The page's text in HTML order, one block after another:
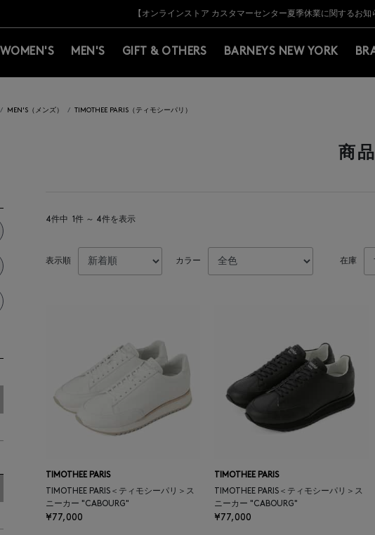
新規登録のお客様も対象！＜MY BARNEYS＞会員のお客様は11,000円（税込）以上のお買
【夏季休業に伴う出荷一時停止のお知らせ】
【オンラインストア カスタマーセンター夏季休業に関するお知
【夏季休業に伴う返品・交換承り一時停止のお知らせ
熊本県を中心とした地震の影響によるお荷物のお届
【開催中】SUMMER SALEのご案内・ご注意事
新規登録のお客様も対象！＜MY BARNEYS＞会員のお客様は11,000円（税込）以上のお買
【夏季休業に伴う出荷一時停止のお知らせ】
WOMEN'S MEN'S GIFT & OTHERS BARNEYS NEW YORK
MEN'S（メンズ） TIMOTHEE PARIS（ティモシーパリ）
商
4件中 1件 ～ 4件を表示
表示順 カラー 在庫
TIMOTHEE PARIS
TIMOTHEE PARIS＜ティモシーパリ＞ス
ニーカー "CABOURG"
¥77,000
TIMOTHEE PARIS
TIMOTHEE PARIS＜ティモシーパリ＞ス
ニーカー "CABOURG"
¥77,000